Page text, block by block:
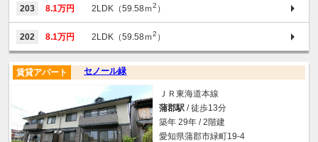
203 8.1万円 2LDK（59.58ｍ2 ）
202 8.1万円 2LDK（59.58ｍ2 ）
セノール緑
賃貸アパート
ＪＲ東海道本線
蒲郡駅 / 徒歩13分
築年 29年 / 2階建
愛知県蒲郡市緑町19‐4